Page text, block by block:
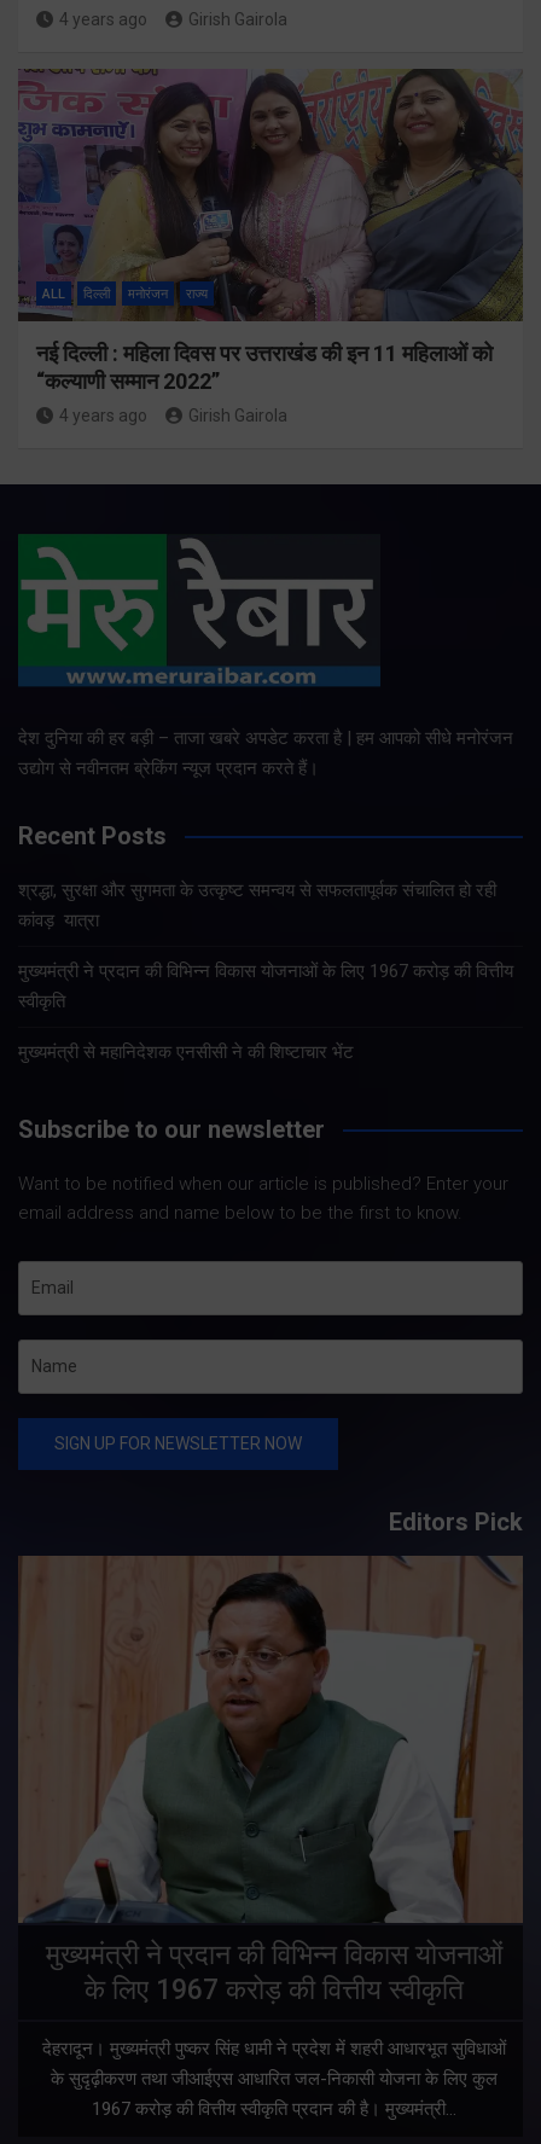
4 years ago Girish Gairola
ALL दिल्ली मनोरंजन राज्य
नई दिल्ली : महिला दिवस पर उत्तराखंड की इन 11 महिलाओं को
“कल्याणी सम्मान 2022”
4 years ago Girish Gairola
देश दुनिया की हर बड़ी – ताजा खबरे अपडेट करता है | हम आपको सीधे मनोरंजन
उद्योग से नवीनतम ब्रेकिंग न्यूज प्रदान करते हैं।
Recent Posts
श्रद्धा, सुरक्षा और सुगमता के उत्कृष्ट समन्वय से सफलतापूर्वक संचालित हो रही
कांवड़ यात्रा
मुख्यमंत्री ने प्रदान की विभिन्न विकास योजनाओं के लिए 1967 करोड़ की वित्तीय
स्वीकृति
मुख्यमंत्री से महानिदेशक एनसीसी ने की शिष्टाचार भेंट
Subscribe to our newsletter
Want to be notified when our article is published? Enter your
email address and name below to be the first to know.
Editors Pick
मुख्यमंत्री ने प्रदान की विभिन्न विकास योजनाओं
के लिए 1967 करोड़ की वित्तीय स्वीकृति
देहरादून। मुख्यमंत्री पुष्कर सिंह धामी ने प्रदेश में शहरी आधारभूत सुविधाओं
के सुदृढ़ीकरण तथा जीआईएस आधारित जल-निकासी योजना के लिए कुल
1967 करोड़ की वित्तीय स्वीकृति प्रदान की है। मुख्यमंत्री…